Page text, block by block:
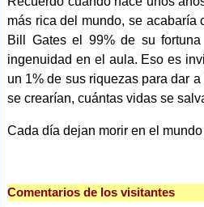
más rica del mundo, se acabaría
Bill Gates el 99% de su
ingenuidad en el aula. Eso es
un 1% de sus riquezas para dar
se crearían, cuántas vidas se
Cada día dejan morir en el
Comentarios de los visitantes